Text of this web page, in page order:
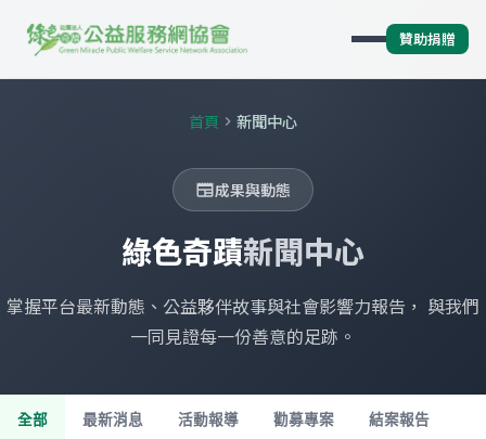
贊助捐贈
首頁 chevron_right 新聞中心
newspaper成果與動態
綠色奇蹟新聞中心
掌握平台最新動態、公益夥伴故事與社會影響力報告， 與我們
一同見證每一份善意的足跡。
全部 最新消息 活動報導 勸募專案 結案報告